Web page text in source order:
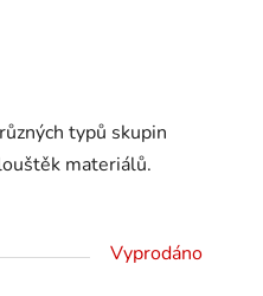
typů skupin
materiálů.
Vyprodáno